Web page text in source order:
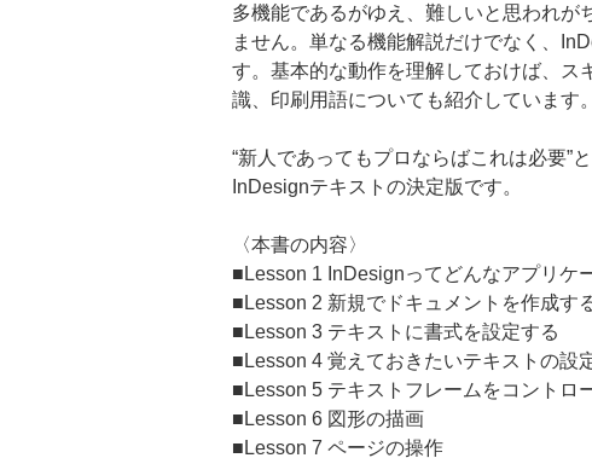
多機能であるがゆえ、難しいと思われが
ません。単なる機能解説だけでなく、
す。基本的な動作を理解しておけば、ス
識、印刷用語についても紹介しています。
“新人であってもプロならばこれは必要”
InDesignテキストの決定版です。
〈本書の内容〉
■Lesson 1 InDesignってどんなアプリケ
■Lesson 2 新規でドキュメントを作成す
■Lesson 3 テキストに書式を設定する
■Lesson 4 覚えておきたいテキストの設
■Lesson 5 テキストフレームをコントロ
■Lesson 6 図形の描画
■Lesson 7 ページの操作